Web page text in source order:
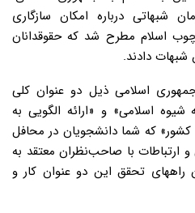
شبهاتی درباره امکان سازگاری
اسلام مطرح شد که حقوقدانان
دادند.
جمهوری اسلامی ذیل دو عنوان کلی
اسلامی» و «ارائه الگویی به
که شما دانشجویان در محافل
با صاحب‌نظران معتقد به
راههای تحقق این دو عنوان کار و